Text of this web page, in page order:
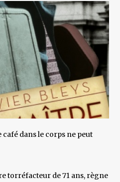
café dans le corps ne peut
torréfacteur de 71 ans, règne